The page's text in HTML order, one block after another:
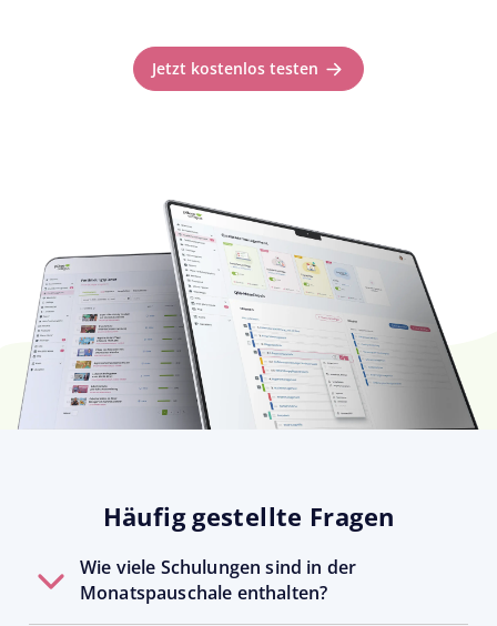
Jetzt kostenlos testen
Häufig gestellte Fragen
Wie viele Schulungen sind in der
Monatspauschale enthalten?